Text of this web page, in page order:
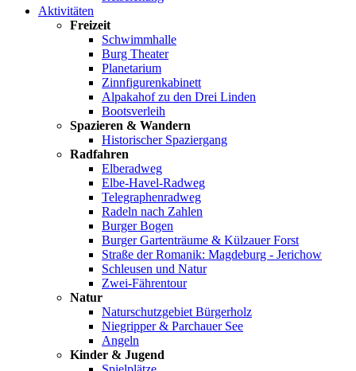
Aktivitäten
Freizeit
Schwimmhalle
Burg Theater
Planetarium
Zinnfigurenkabinett
Alpakahof zu den Drei Linden
Bootsverleih
Spazieren & Wandern
Historischer Spaziergang
Radfahren
Elberadweg
Elbe-Havel-Radweg
Telegraphenradweg
Radeln nach Zahlen
Burger Bogen
Burger Gartenträume & Külzauer Forst
Straße der Romanik: Magdeburg - Jerichow
Schleusen und Natur
Zwei-Fährentour
Natur
Naturschutzgebiet Bürgerholz
Niegripper & Parchauer See
Angeln
Kinder & Jugend